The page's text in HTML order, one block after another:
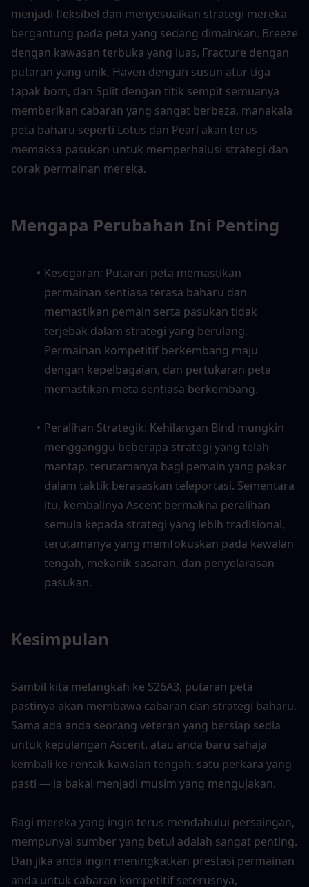
menjadi fleksibel dan menyesuaikan strategi mereka
bergantung pada peta yang sedang dimainkan. Breeze
dengan kawasan terbuka yang luas, Fracture dengan
putaran yang unik, Haven dengan susun atur tiga
tapak bom, dan Split dengan titik sempit semuanya
memberikan cabaran yang sangat berbeza, manakala
peta baharu seperti Lotus dan Pearl akan terus
memaksa pasukan untuk memperhalusi strategi dan
corak permainan mereka.
Mengapa Perubahan Ini Penting
Kesegaran: Putaran peta memastikan
permainan sentiasa terasa baharu dan
memastikan pemain serta pasukan tidak
terjebak dalam strategi yang berulang.
Permainan kompetitif berkembang maju
dengan kepelbagaian, dan pertukaran peta
memastikan meta sentiasa berkembang.
Peralihan Strategik: Kehilangan Bind mungkin
mengganggu beberapa strategi yang telah
mantap, terutamanya bagi pemain yang pakar
dalam taktik berasaskan teleportasi. Sementara
itu, kembalinya Ascent bermakna peralihan
semula kepada strategi yang lebih tradisional,
terutamanya yang memfokuskan pada kawalan
tengah, mekanik sasaran, dan penyelarasan
pasukan.
Kesimpulan
Sambil kita melangkah ke S26A3, putaran peta
pastinya akan membawa cabaran dan strategi baharu.
Sama ada anda seorang veteran yang bersiap sedia
untuk kepulangan Ascent, atau anda baru sahaja
kembali ke rentak kawalan tengah, satu perkara yang
pasti — ia bakal menjadi musim yang mengujakan.
Bagi mereka yang ingin terus mendahului persaingan,
mempunyai sumber yang betul adalah sangat penting.
Dan jika anda ingin meningkatkan prestasi permainan
anda untuk cabaran kompetitif seterusnya,